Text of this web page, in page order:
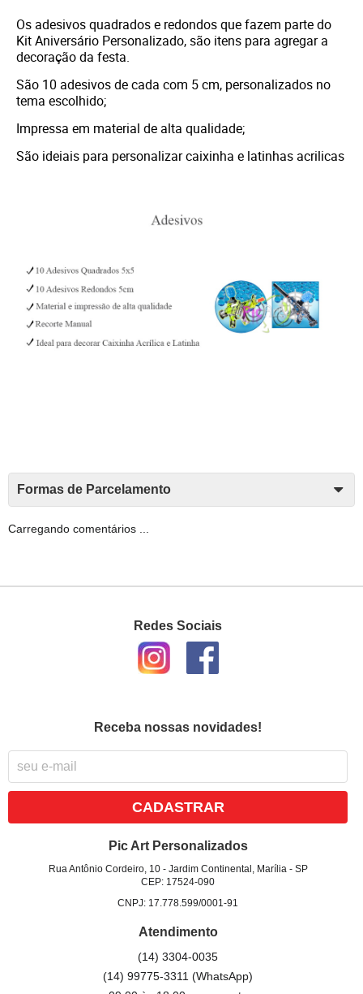
Os adesivos quadrados e redondos que fazem parte do
Kit Aniversário Personalizado, são itens para agregar a
decoração da festa.
São 10 adesivos de cada com 5 cm, personalizados no
tema escolhido;
Impressa em material de alta qualidade;
São ideiais para personalizar caixinha e latinhas acrilicas
Formas de Parcelamento
Carregando comentários ...
Redes Sociais
Receba nossas novidades!
CADASTRAR
Pic Art Personalizados
Rua Antônio Cordeiro, 10- Jardim Continental, Marília- SP
CEP: 17524-090
CNPJ: 17.778.599/0001-91
Atendimento
(14) 3304-0035
(14) 99775-3311(WhatsApp)